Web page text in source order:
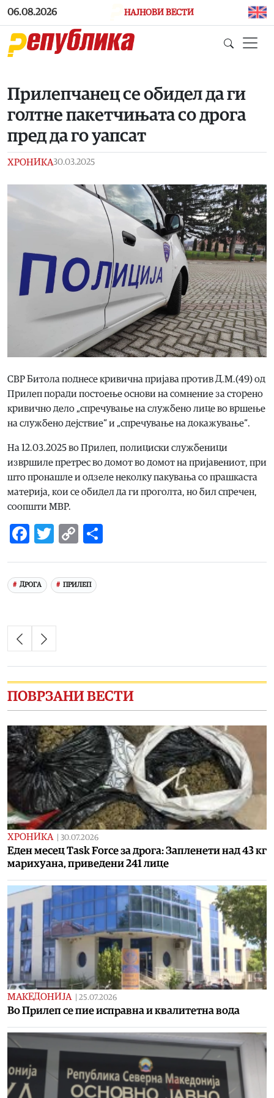
Skip to main content
06.08.2026 НАЈНОВИ ВЕСТИ
Прилепчанец се обидел да ги
голтне пакетчињата со дрога
пред да го уапсат
ХРОНИКА30.03.2025
СВР Битола поднесе кривична пријава против Д.М.(49) од
Прилеп поради постоење основи на сомнение за сторено
кривично дело „спречување на службено лице во вршење
на службено дејствие“ и „спречување на докажување“.
На 12.03.2025 во Прилеп, полициски службеници
извршиле претрес во домот во домот на пријавениот, при
што пронашле и одзеле неколку пакувања со прашкаста
материја, кои се обидел да ги проголта, но бил спречен,
соопшти МВР.
Facebook
Twitter
Copy
ДРОГА ПРИЛЕП
ПОВРЗАНИ ВЕСТИ
ХРОНИКА 30.07.2026
Еден месец Task Force за дрога: Запленети над 43 кг
марихуана, приведени 241 лице
МАКЕДОНИЈА 25.07.2026
Во Прилеп се пие исправна и квалитетна вода